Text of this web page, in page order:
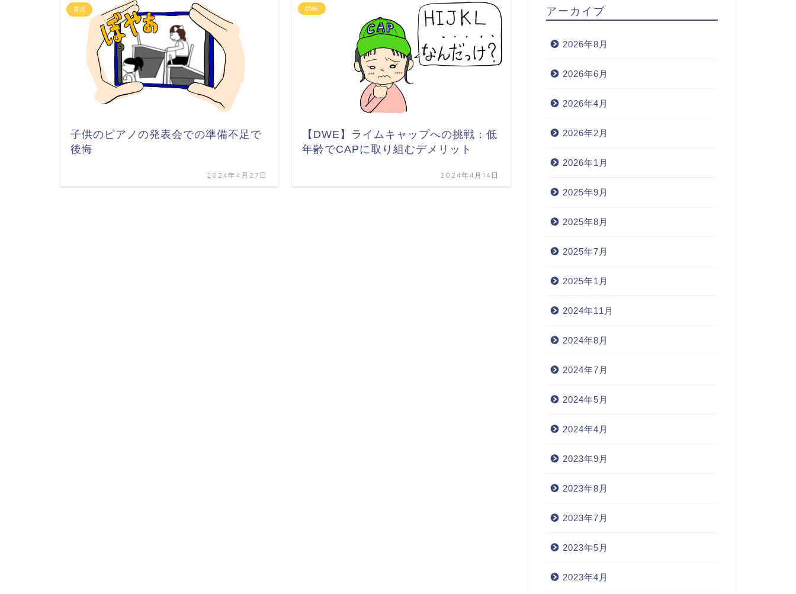
育児
子供のピアノの発表会での準備不足で
後悔
2024年4月27日
DWE
【DWE】ライムキャップへの挑戦：低
年齢でCAPに取り組むデメリット
2024年4月14日
アーカイブ
2026年8月
2026年6月
2026年4月
2026年2月
2026年1月
2025年9月
2025年8月
2025年7月
2025年1月
2024年11月
2024年8月
2024年7月
2024年5月
2024年4月
2023年9月
2023年8月
2023年7月
2023年5月
2023年4月